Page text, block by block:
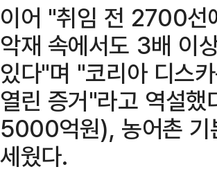
이어 "취임 전 2700선
악재 속에서도 3배 이
있다"며 "코리아 디스
열린 증거"라고 역설
5000억원), 농어촌 기
세웠다.